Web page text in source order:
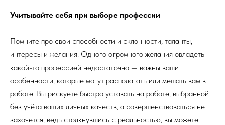
Учитывайте себя при выборе профессии
Помните про свои способности и склонности, таланты,
интересы и желания. Одного огромного желания овладеть
какой-то профессией недостаточно — важны ваши
особенности, которые могут располагать или мешать вам в
работе. Вы рискуете быстро уставать на работе, выбранной
без учёта ваших личных качеств, а совершенствоваться не
захочется, ведь столкнувшись с реальностью, вы можете